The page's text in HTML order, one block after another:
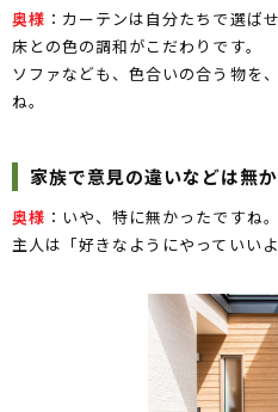
奥様 ：カーテンは自分たちで選ば
床との色の調和がこだわりです。
ソファなども、色合いの合う物を
ね。
家族で意見の違いなどは無
奥様 ：いや、特に無かったですね。
主人は「好きなようにやっていい